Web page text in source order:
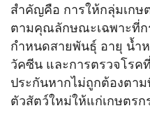
สำคัญคือ การให้กลุ่มเกษ
ตามคุณลักษณะเฉพาะที่
กำหนดสายพันธุ์ อายุ น้ำ
วัคซีน และการตรวจโรค
ประกันหากไม่ถูกต้องตา
ตัวสัตว์ใหม่ให้แก่เกษตรก